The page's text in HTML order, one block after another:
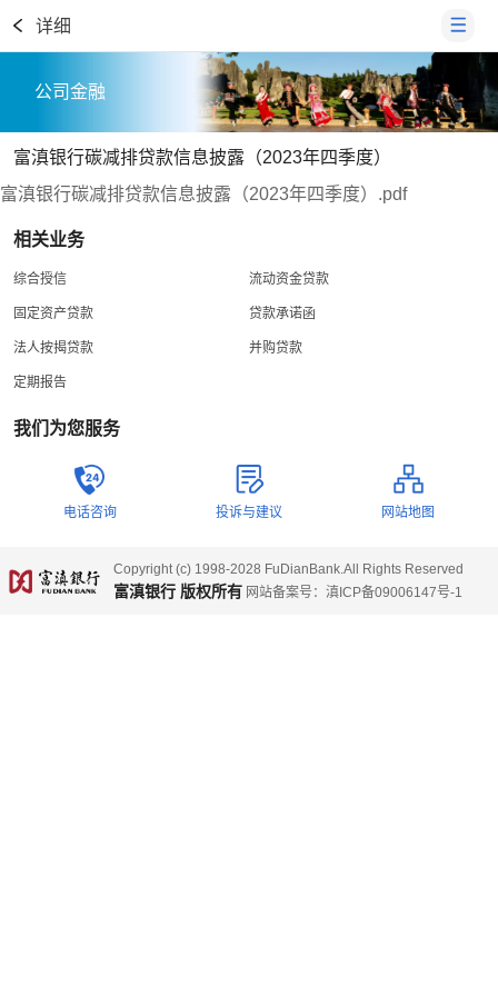
详细
公司金融
富滇银行碳减排贷款信息披露（2023年四季度）
富滇银行碳减排贷款信息披露（2023年四季度）.pdf
相关业务
综合授信 流动资金贷款
固定资产贷款 贷款承诺函
法人按揭贷款 并购贷款
定期报告
我们为您服务
电话咨询 投诉与建议 网站地图
Copyright (c) 1998-2028 FuDianBank.All Rights Reserved
富滇银行 版权所有 网站备案号：滇ICP备09006147号-1